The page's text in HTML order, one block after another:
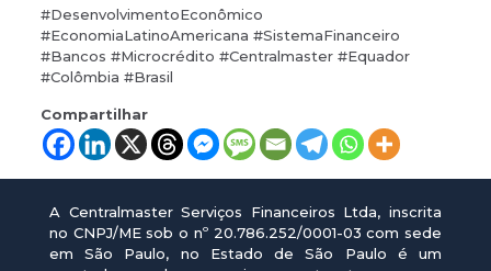
#DesenvolvimentoEconômico
#EconomiaLatinoAmericana #SistemaFinanceiro
#Bancos #Microcrédito #Centralmaster #Equador
#Colômbia #Brasil
Compartilhar
A Centralmaster Serviços Financeiros Ltda, inscrita
no CNPJ/ME sob o nº 20.786.252/0001-03 com sede
em São Paulo, no Estado de São Paulo é um